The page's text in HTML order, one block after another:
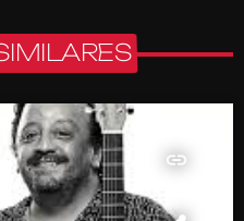
insert_link